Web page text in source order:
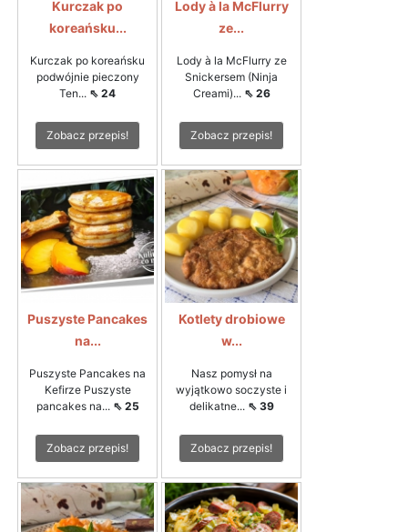
Kurczak po
koreańsku...
Kurczak po koreańsku
podwójnie pieczony
Ten... ⇖ 24
Zobacz przepis!
Lody à la McFlurry
ze...
Lody à la McFlurry ze
Snickersem (Ninja
Creami)... ⇖ 26
Zobacz przepis!
Puszyste Pancakes
na...
Puszyste Pancakes na
Kefirze Puszyste
pancakes na... ⇖ 25
Zobacz przepis!
Kotlety drobiowe
w...
Nasz pomysł na
wyjątkowo soczyste i
delikatne... ⇖ 39
Zobacz przepis!